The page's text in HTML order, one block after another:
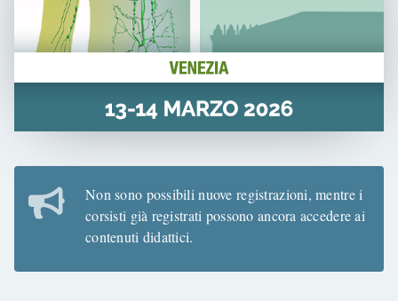
Non sono possibili nuove registrazioni, mentre i
corsisti già registrati possono ancora accedere ai
contenuti didattici.